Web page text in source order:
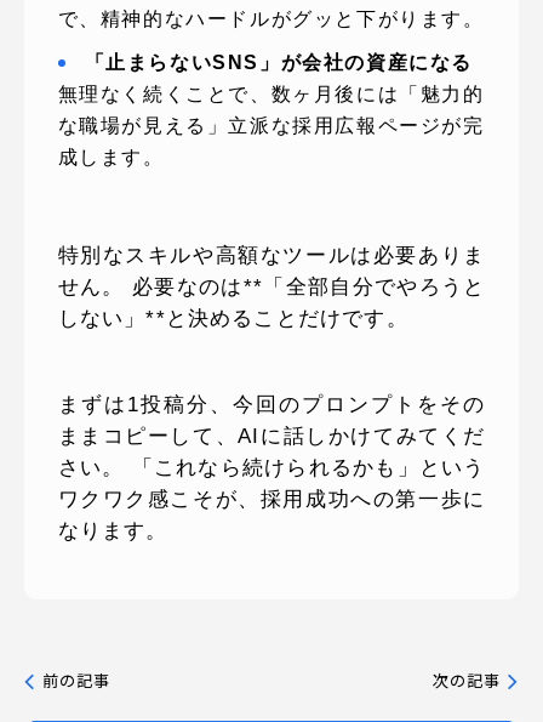
で、精神的なハードルがグッと下がります。
「止まらないSNS」が会社の資産になる
無理なく続くことで、数ヶ月後には「魅力的
な職場が見える」立派な採用広報ページが完
成します。
特別なスキルや高額なツールは必要ありま
せん。 必要なのは**「全部自分でやろうと
しない」**と決めることだけです。
まずは1投稿分、今回のプロンプトをその
ままコピーして、AIに話しかけてみてくだ
さい。 「これなら続けられるかも」という
ワクワク感こそが、採用成功への第一歩に
なります。
前の記事 次の記事